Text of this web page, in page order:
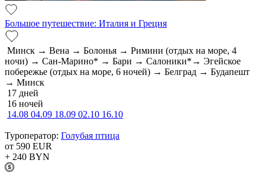
Большое путешествие: Италия и Греция
Минск → Вена → Болонья → Римини (отдых на море, 4
ночи) → Сан-Марино* → Бари → Салоники*→ Эгейское
побережье (отдых на море, 6 ночей) → Белград → Будапешт
→ Минск
17 дней
16 ночей
14.08 04.09 18.09 02.10 16.10
Туроператор: Голубая птица
от 590 EUR
+ 240 BYN